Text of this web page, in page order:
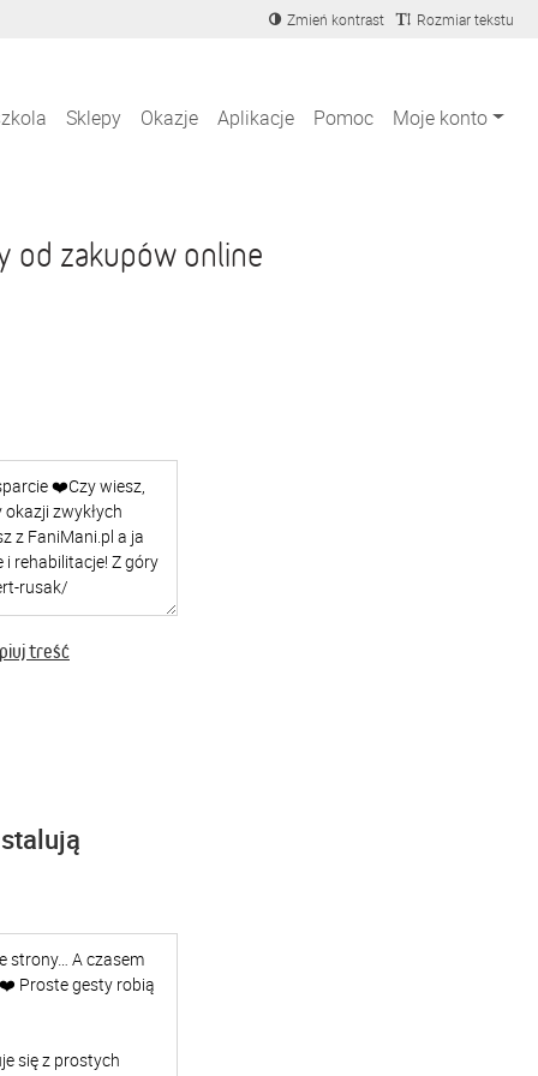
Zmień kontrast Rozmiar tekstu
Sklepy Okazje Aplikacje Pomoc Moje konto
od zakupów online
treść